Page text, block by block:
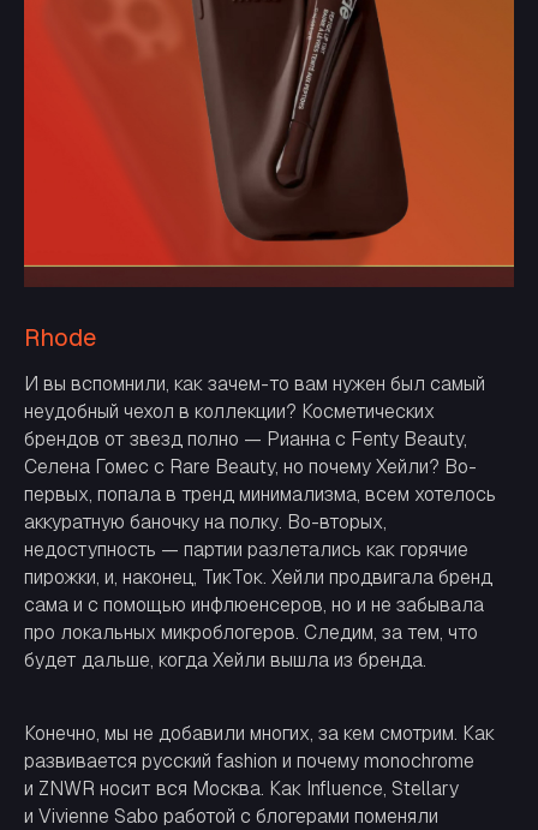
Rhode
И вы вспомнили, как зачем-то вам нужен был самый
неудобный чехол в коллекции? Косметических
брендов от звезд полно — Рианна с Fenty Beauty,
Селена Гомес с Rare Beauty, но почему Хейли? Во-
первых, попала в тренд минимализма, всем хотелось
аккуратную баночку на полку. Во-вторых,
недоступность — партии разлетались как горячие
пирожки, и, наконец, ТикТок. Хейли продвигала бренд
сама и с помощью инфлюенсеров, но и не забывала
про локальных микроблогеров. Следим, за тем, что
будет дальше, когда Хейли вышла из бренда.
Конечно, мы не добавили многих, за кем смотрим. Как
развивается русский fashion и почему monochrome
и ZNWR носит вся Москва. Как Influence, Stellary
и Vivienne Sabo работой с блогерами поменяли